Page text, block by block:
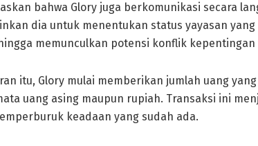
bahwa Glory juga berkomunikasi secara
dia untuk menentukan status yayasan
memunculkan potensi konflik kepentingan
itu, Glory mulai memberikan jumlah uang
uang asing maupun rupiah. Transaksi ini
keadaan yang sudah ada.